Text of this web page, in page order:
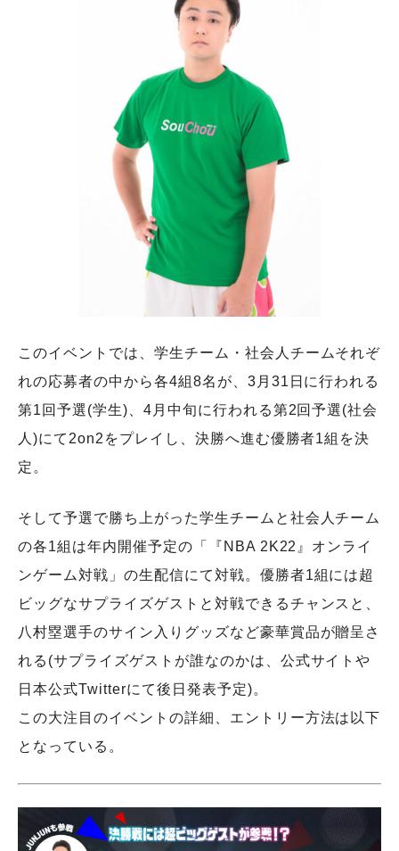
このイベントでは、学生チーム・社会人チームそれぞ
れの応募者の中から各4組8名が、3月31日に行われる
第1回予選(学生)、4月中旬に行われる第2回予選(社会
人)にて2on2をプレイし、決勝へ進む優勝者1組を決
定。
そして予選で勝ち上がった学生チームと社会人チーム
の各1組は年内開催予定の「『NBA 2K22』オンライ
ンゲーム対戦」の生配信にて対戦。優勝者1組には超
ビッグなサプライズゲストと対戦できるチャンスと、
八村塁選手のサイン入りグッズなど豪華賞品が贈呈さ
れる(サプライズゲストが誰なのかは、公式サイトや
日本公式Twitterにて後日発表予定)。
この大注目のイベントの詳細、エントリー方法は以下
となっている。